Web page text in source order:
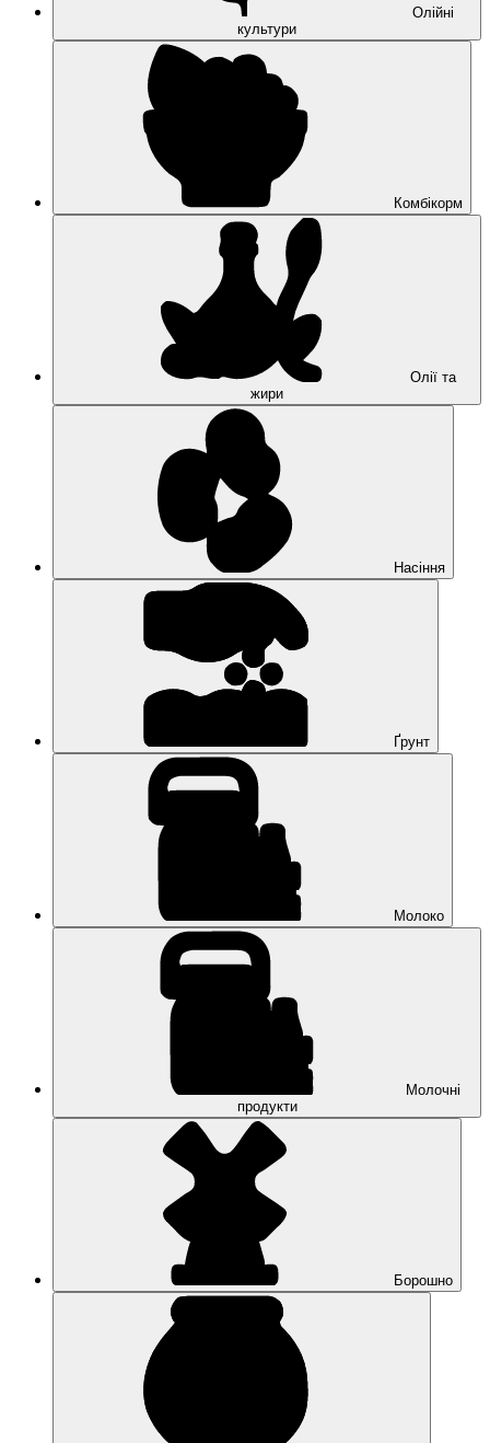
Олійні
культури
Комбікорм
Олії та
жири
Насіння
Ґрунт
Молоко
Молочні
продукти
Борошно